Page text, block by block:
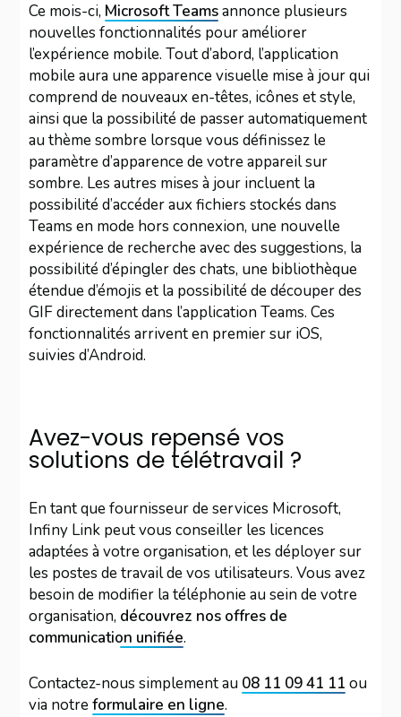
Ce mois-ci, Microsoft Teamsannonce plusieurs
nouvelles fonctionnalités pour améliorer
l’expérience mobile. Tout d’abord, l’application
mobile aura une apparence visuelle mise à jour qui
comprend de nouveaux en-têtes, icônes et style,
ainsi que la possibilité de passer automatiquement
au thème sombre lorsque vous définissez le
paramètre d’apparence de votre appareil sur
sombre. Les autres mises à jour incluent la
possibilité d’accéder aux fichiers stockés dans
Teams en mode hors connexion, une nouvelle
expérience de recherche avec des suggestions, la
possibilité d’épingler des chats, une bibliothèque
étendue d’émojis et la possibilité de découper des
GIF directement dans l’application Teams. Ces
fonctionnalités arrivent en premier sur iOS,
suivies d’Android.
Avez-vous repensé vos
solutions de télétravail ?
En tant que fournisseur de services Microsoft,
Infiny Link peut vous conseiller les licences
adaptées à votre organisation, et les déployer sur
les postes de travail de vos utilisateurs. Vous avez
besoin de modifier la téléphonie au sein de votre
organisation, découvrez nos offres de
communication unifiée.
Contactez-nous simplement au 08 11 09 41 11 ou
via notreformulaire en ligne.